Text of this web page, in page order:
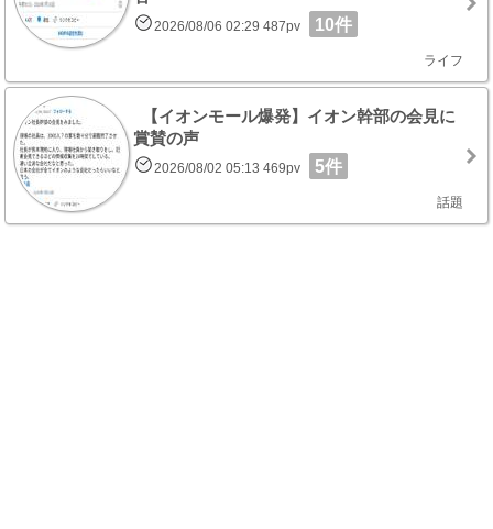
2026/08/06 02:29 487pv 10件
ライフ
【イオンモール爆発】イオン幹部の会見に
賞賛の声
2026/08/02 05:13 469pv 5件
話題